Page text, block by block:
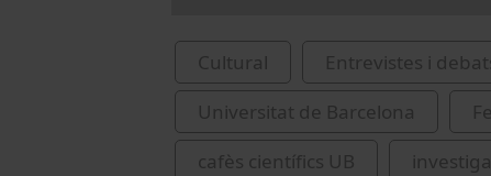
Cultural
Entrevistes i
Universitat de Barcelona
cafès científics UB